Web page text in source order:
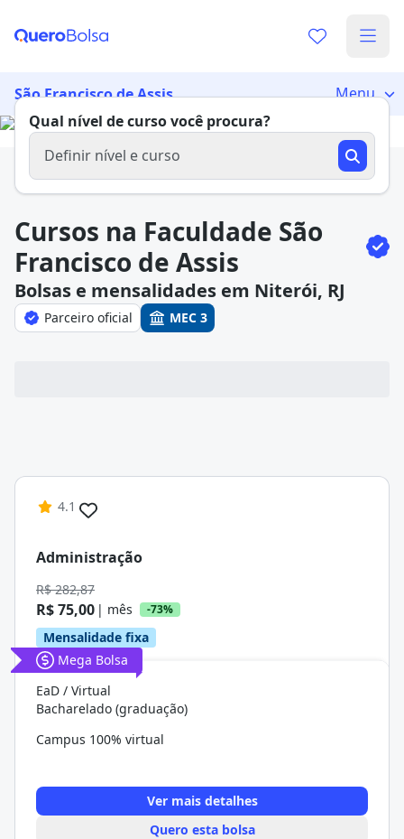
Vamos te guiar no caminho ideal para seus estudos
Ainda não sei
São Francisco de Assis
Menu
Qual nível de curso você procura?
Definir nível e curso
Cursos na Faculdade São
Francisco de Assis
Bolsas e mensalidades em Niterói, RJ
Parceiro oficial MEC 3
4.1
Administração
R$ 282,87
R$ 75,00 | mês -73%
Mensalidade fixa
Mega Bolsa
EaD / Virtual
Bacharelado (graduação)
Campus 100% virtual
Ver mais detalhes
Quero esta bolsa